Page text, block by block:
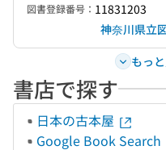
図書登録番号： 11831203
神奈川県立
もっ
書店で探す
日本の古本屋
Google Book Search